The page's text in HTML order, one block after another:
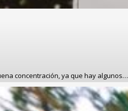
concentración, ya que hay algunos…